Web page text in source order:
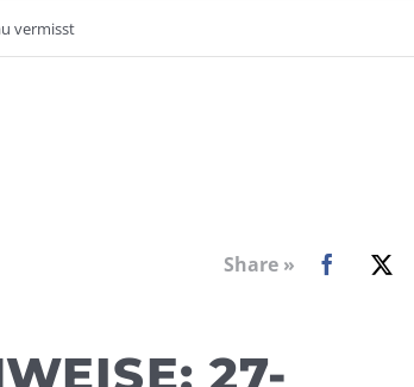
vermisst
Share »
27-